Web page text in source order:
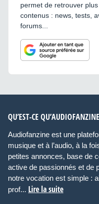
permet de retrouver
contenus : news, tests,
forums...
QU’EST-CE
Audiofanzine est une
musique et à l’audio, à la
petites annonces, base de
active de passionnés et de
notre vocation est simple :
prof... Lire la suite